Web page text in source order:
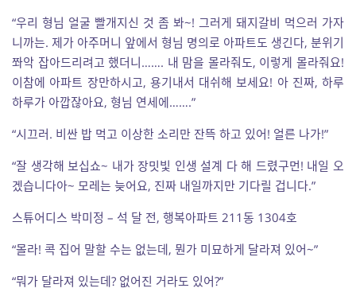
“우리 형님 얼굴 빨개지신 것 좀 봐~! 그러게 돼지갈비 먹으러 가자
니까는. 제가 아주머니 앞에서 형님 명의로 아파트도 생긴다, 분위기
쫘악 잡아드리려고 했더니……. 내 맘을 몰라줘도, 이렇게 몰라줘요!
이참에 아파트 장만하시고, 용기내서 대쉬해 보세요! 아 진짜, 하루
하루가 아깝잖아요, 형님 연세에…….”
“시끄러. 비싼 밥 먹고 이상한 소리만 잔뜩 하고 있어! 얼른 나가!”
“잘 생각해 보십쇼~ 내가 장밋빛 인생 설계 다 해 드렸구먼! 내일 오
겠습니다아~ 모레는 늦어요, 진짜 내일까지만 기다릴 겁니다.”
스튜어디스 박미정 – 석 달 전, 행복아파트 211동 1304호
“몰라! 콕 집어 말할 수는 없는데, 뭔가 미묘하게 달라져 있어~”
“뭐가 달라져 있는데? 없어진 거라도 있어?”